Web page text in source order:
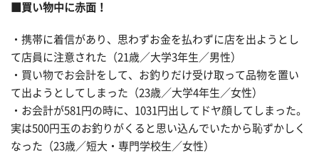
■買い物中に赤面！
・携帯に着信があり、思わずお金を払わずに店を出ようとし
て店員に注意された（21歳／大学3年生／男性）
・買い物でお会計をして、お釣りだけ受け取って品物を置い
て出ようとしてしまった（23歳／大学4年生／女性）
・お会計が581円の時に、1031円出してドヤ顔してしまった。
実は500円玉のお釣りがくると思い込んでいたから恥ずかしく
なった（23歳／短大・専門学校生／女性）